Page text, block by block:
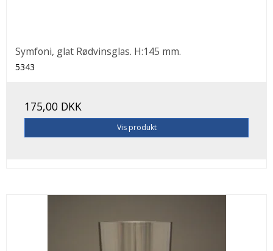
Symfoni, glat Rødvinsglas. H:145 mm.
5343
175,00 DKK
Vis produkt